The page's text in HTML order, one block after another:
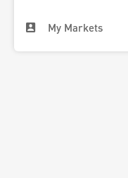
My Markets